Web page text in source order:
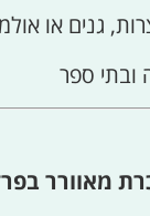
גנים או
ובתי ספר
מאוורר